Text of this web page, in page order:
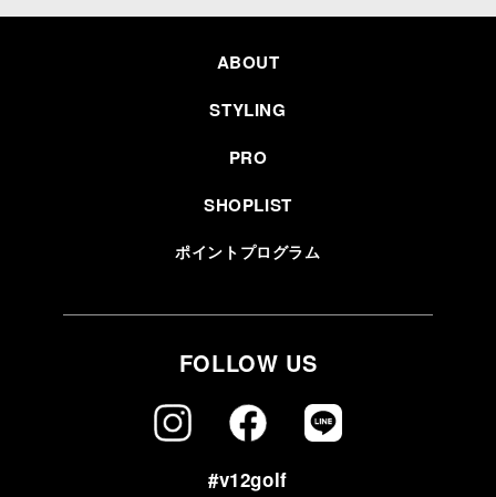
ABOUT
STYLING
PRO
SHOPLIST
ポイントプログラム
FOLLOW US
#v12golf